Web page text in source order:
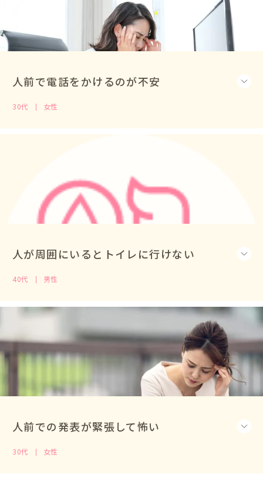
人前で電話をかけるのが不安
30代 女性
人が周囲にいるとトイレに行けない
40代 男性
人前での発表が緊張して怖い
30代 女性